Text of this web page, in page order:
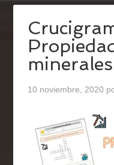
minerales
10 noviembre, 2020